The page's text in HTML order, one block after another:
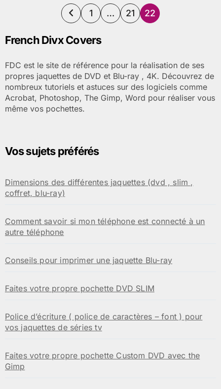
Pagination
des
publications
1 … 21 22
French Divx Covers
FDC est le site de référence pour la réalisation de ses
propres jaquettes de DVD et Blu-ray , 4K. Découvrez de
nombreux tutoriels et astuces sur des logiciels comme
Acrobat, Photoshop, The Gimp, Word pour réaliser vous
même vos pochettes.
Vos sujets préférés
Dimensions des différentes jaquettes (dvd , slim ,
coffret, blu-ray)
Comment savoir si mon téléphone est connecté à un
autre téléphone
Conseils pour imprimer une jaquette Blu-ray
Faites votre propre pochette DVD SLIM
Police d’écriture ( police de caractères – font ) pour
vos jaquettes de séries tv
Faites votre propre pochette Custom DVD avec the
Gimp